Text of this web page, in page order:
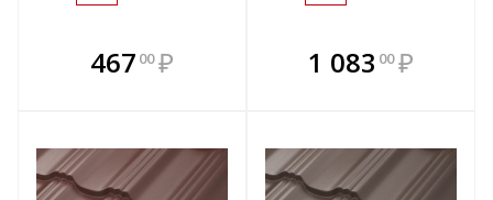
467 00 ₽
В комплекте
всегда выгоднее!
В комплекте
всегда выгоднее!
1 083 00 ₽